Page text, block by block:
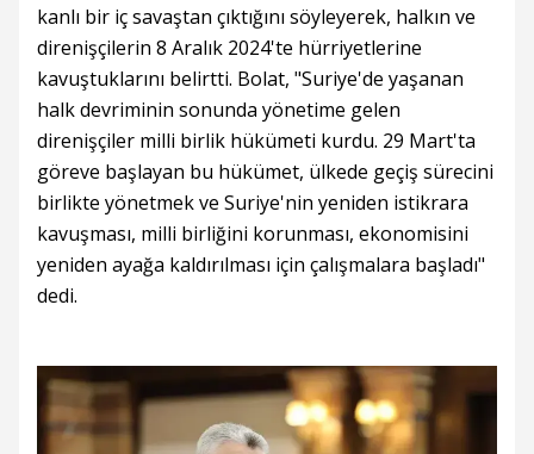
kanlı bir iç savaştan çıktığını söyleyerek, halkın ve
direnişçilerin 8 Aralık 2024'te hürriyetlerine
kavuştuklarını belirtti. Bolat, "Suriye'de yaşanan
halk devriminin sonunda yönetime gelen
direnişçiler milli birlik hükümeti kurdu. 29 Mart'ta
göreve başlayan bu hükümet, ülkede geçiş sürecini
birlikte yönetmek ve Suriye'nin yeniden istikrara
kavuşması, milli birliğini korunması, ekonomisini
yeniden ayağa kaldırılması için çalışmalara başladı"
dedi.